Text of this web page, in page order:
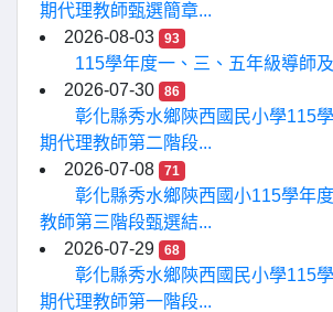
期代理教師甄選簡章...
2026-08-03
93
115學年度一、三、五年級導師
2026-07-30
86
彰化縣秀水鄉陝西國民小學115
期代理教師第二階段...
2026-07-08
71
彰化縣秀水鄉陝西國小115學年
教師第三階段甄選結...
2026-07-29
68
彰化縣秀水鄉陝西國民小學115
期代理教師第一階段...